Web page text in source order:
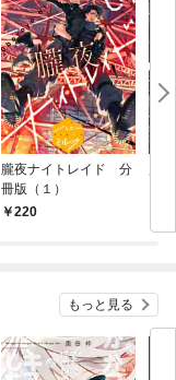
朧夜ナイトレイド 分
冊版（１）
220
もっと見る